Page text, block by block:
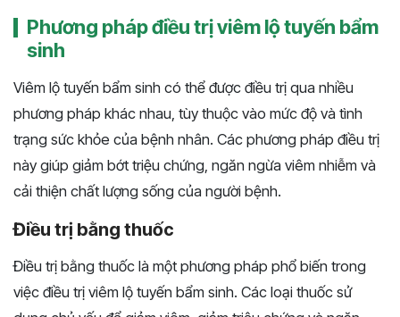
Phương pháp điều trị viêm lộ tuyến bẩm
sinh
Viêm lộ tuyến bẩm sinh có thể được điều trị qua nhiều
phương pháp khác nhau, tùy thuộc vào mức độ và tình
trạng sức khỏe của bệnh nhân. Các phương pháp điều trị
này giúp giảm bớt triệu chứng, ngăn ngừa viêm nhiễm và
cải thiện chất lượng sống của người bệnh.
Điều trị bằng thuốc
Điều trị bằng thuốc là một phương pháp phổ biến trong
việc điều trị viêm lộ tuyến bẩm sinh. Các loại thuốc sử